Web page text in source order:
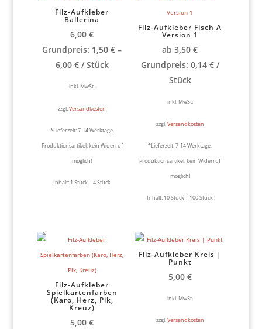
Filz-Aufkleber
Ballerina
6,00€
Grundpreis: 1,50€ –
6,00 €/Stück
inkl. MwSt.
zzgl.Versandkosten
*Lieferzeit:7-14 Werktage,
Produktionsartikel, kein Widerruf
möglich!
Inhalt: 1Stück– 4Stück
Filz-Aufkleber Fisch A
Version 1
ab3,50€
Grundpreis: 0,14 €/
Stück
inkl. MwSt.
zzgl. Versandkosten
*Lieferzeit:7-14 Werktage,
Produktionsartikel, kein Widerruf
möglich!
Inhalt: 10Stück– 100Stück
Filz-Aufkleber
Spielkartenfarben
(Karo, Herz, Pik,
Kreuz)
5,00€
Filz-Aufkleber Kreis |
Punkt
5,00 €
inkl. MwSt.
zzgl.Versandkosten